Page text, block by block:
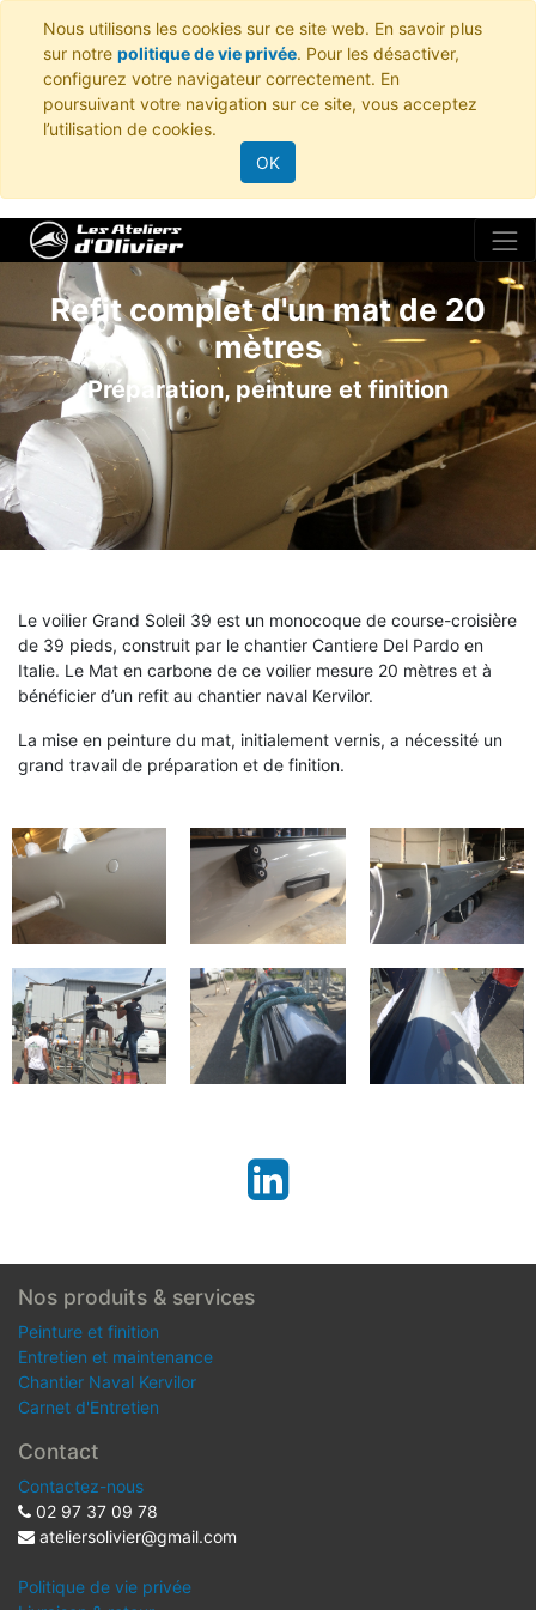
Nous utilisons les cookies sur ce site web. En savoir plus
sur notre politique de vie privée. Pour les désactiver,
configurez votre navigateur correctement. En
poursuivant votre navigation sur ce site, vous acceptez
l’utilisation de cookies.
OK
Refit complet d'un mat de 20
mètres
Préparation, peinture et finition
Le voilier Grand Soleil 39 est un monocoque de course-croisière
de 39 pieds, construit par le chantier Cantiere Del Pardo en
Italie. Le Mat en carbone de ce voilier mesure 20 mètres et à
bénéficier d’un refit au chantier naval Kervilor.
La mise en peinture du mat, initialement vernis, a nécessité un
grand travail de préparation et de finition.
Nos produits & services
Peinture et finition
Entretien et maintenance
Chantier Naval Kervilor
Carnet d'Entretien
Contact
Contactez-nous
02 97 37 09 78
ateliersolivier@gmail.com
Politique de vie privée